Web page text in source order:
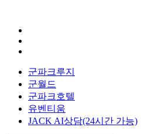
군파크루지
군월드
군파크호텔
유벤티움
JACK AI상담(24시간 가능)